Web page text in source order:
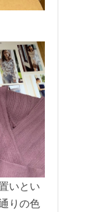
いとい
りの色